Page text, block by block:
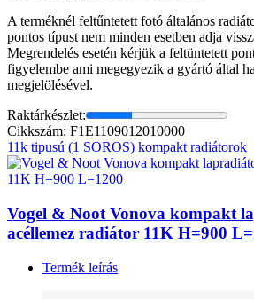
A terméknél feltűntetett fotó általános
pontos típust nem minden esetben adja
Megrendelés esetén kérjük a feltüntetett
figyelembe ami megegyezik a gyártó által
megjelölésével.
Raktárkészlet:
Cikkszám: F1E1109012010000
11k tipusú (1 SOROS) kompakt radiátorok
Vogel & Noot Vonova kompakt
acéllemez radiátor 11K H=900
Termék leírás